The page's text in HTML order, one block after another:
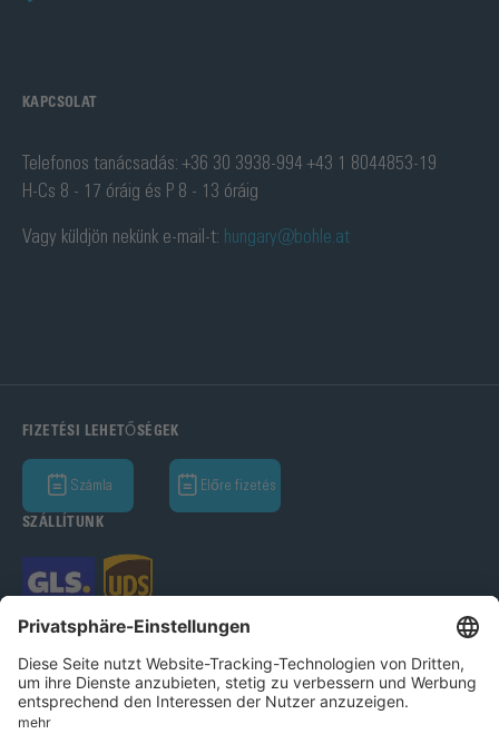
KAPCSOLAT
Telefonos tanácsadás: +36 30 3938-994 +43 1 8044853-19
H-Cs 8 - 17 óráig és P 8 - 13 óráig
Vagy küldjön nekünk e-mail-t: hungary@bohle.at
FIZETÉSI LEHETŐSÉGEK
Számla Előre fizetés
SZÁLLÍTUNK
Bohle GmbH 2026